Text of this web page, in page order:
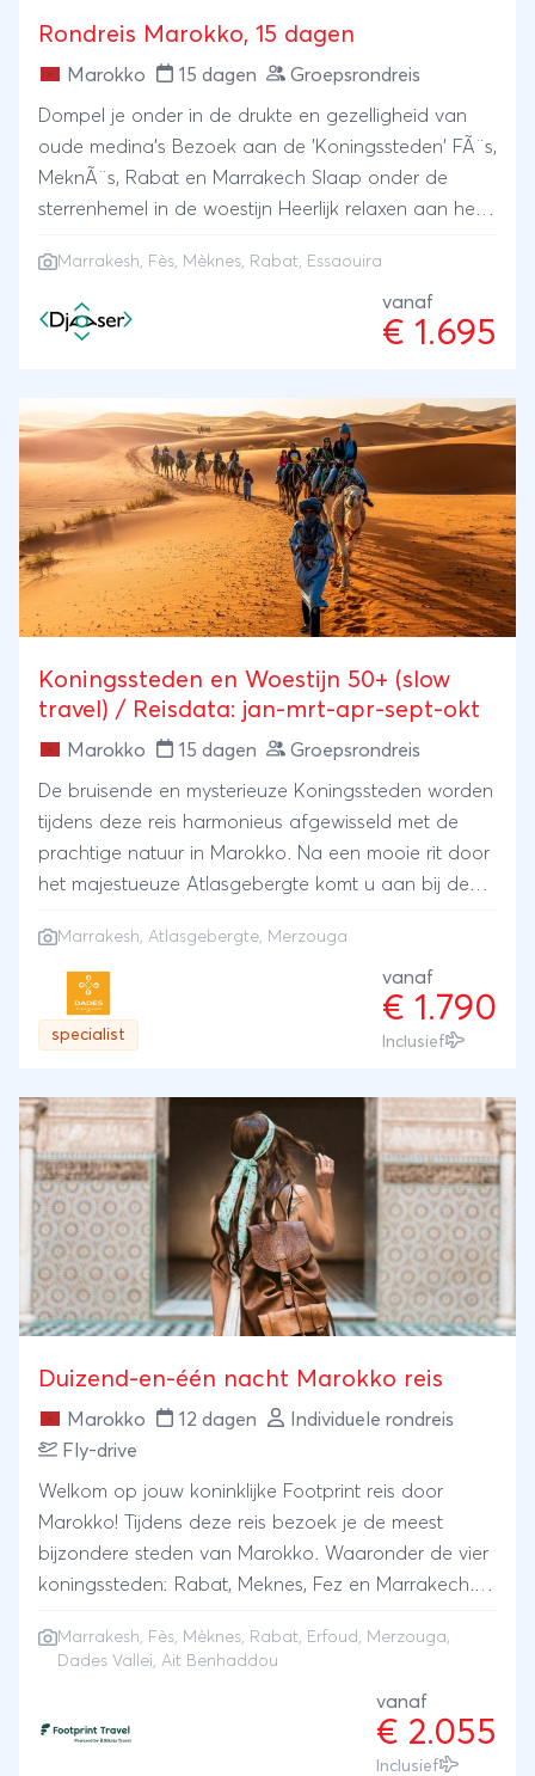
koningssteden ontdekt u onderweg ook Volubulis,
een oude Romeinse stad, en Casablanca, het
economische hart van het land. Kortom een
gevarieerde reis die u een compleet beeld geeft van
Marokko.
Rondreis Marokko, 15 dagen
Marokko 15 dagen Groepsrondreis
Dompel je onder in de drukte en gezelligheid van
oude medina's Bezoek aan de 'Koningssteden' FÃ¨s,
MeknÃ¨s, Rabat en Marrakech Slaap onder de
sterrenhemel in de woestijn Heerlijk relaxen aan het
Marrakesh, Fès, Mèknes, Rabat, Essaouira
vanaf
€ 1.695
Koningssteden en Woestijn 50+ (slow
travel) / Reisdata: jan-mrt-apr-sept-okt
Marokko 15 dagen Groepsrondreis
De bruisende en mysterieuze Koningssteden worden
tijdens deze reis harmonieus afgewisseld met de
prachtige natuur in Marokko. Na een mooie rit door
het majestueuze Atlasgebergte komt u aan bij de
dromedaristocht (voor de liefhebbers!) en een nacht
onder de sterren in een luxe tentenkamp, begeleid
door Afrikaanse trommels, maken dit tot een
onvergetelijke ervaring. Via de vallei van de Duizend
Marrakech. Hier zult u, evenals in de andere
Koningssteden, overnachten in een klein paleisje.
Het reisgezelschap bestaat uit maximaal 12
personen en onder begeleiding van een
Nederlandstalige reisleider. Deze reis is ook
beschikbaar als een individuele rondreis (gehele
jaar). Reisdata groepsreis: check onze website voor
de actuele data en beschikbaarheid
Marrakesh, Atlasgebergte, Merzouga
specialist
vanaf
€ 1.790
Inclusief
Duizend-en-één nacht Marokko reis
Marokko 12 dagen
Individuele rondreis
Fly-drive
Welkom op jouw koninklijke Footprint reis door
Marokko! Tijdens deze reis bezoek je de meest
bijzondere steden van Marokko. Waaronder de vier
koningssteden: Rabat, Meknes, Fez en Marrakech.
cultuur en de mooiste plekjes van Marokko. Je zal
prachtige riads tot aan een kamp midden in de
woestijn. Bezoek populaire highlights, zoals de Bab
Mansour-poort, het Mausoleum van Moulay Ismail,
Marrakesh, Fès, Mèknes, Rabat, Erfoud, Merzouga,
Dades Vallei, Ait Benhaddou
vanaf
€ 2.055
Inclusief